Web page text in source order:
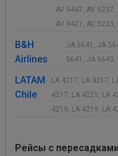
AV 9447, AV 5237,
AV 9421, AV 5233,
B&H
Airlines
JA 5641, JA
5641, JA 5643,
LATAM
Chile
LA 4217, LA 4217,
4217, LA 4221, LA
4219, LA 4219, LA
Рейсы с